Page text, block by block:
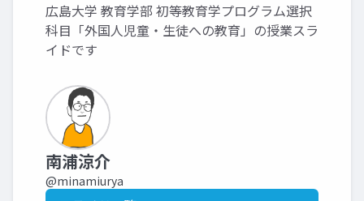
広島大学 教育学部 初等教育学プログラム選択
科目「外国人児童・生徒への教育」の授業スラ
イドです
南浦涼介
@minamiurya